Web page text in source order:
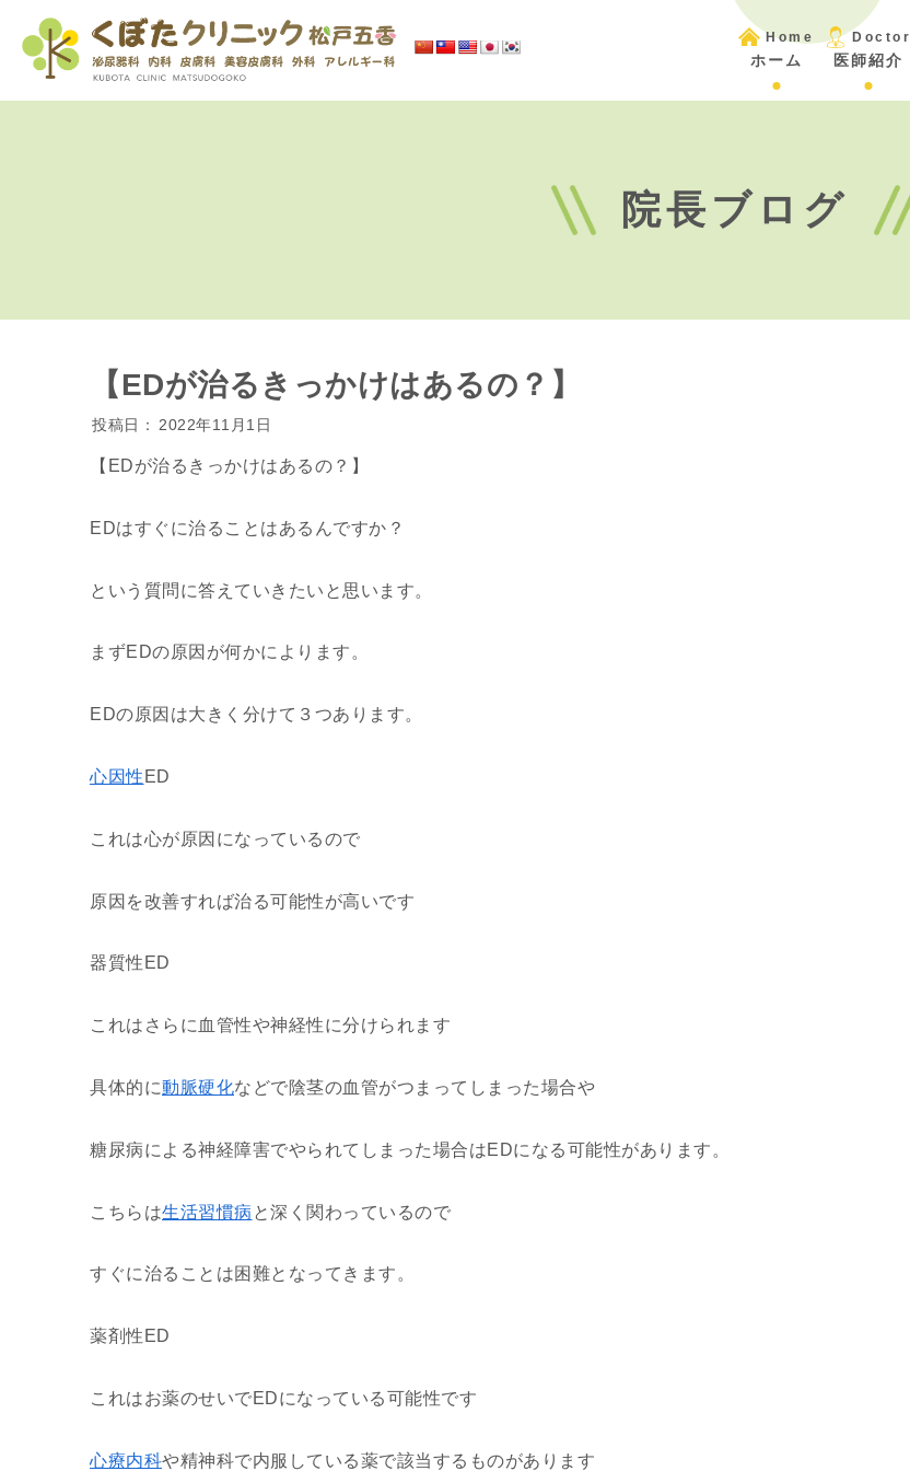
Home
ホーム
Doctor
医師紹介
院長ブログ
【EDが治るきっかけはあるの？】
投稿日： 2022年11月1日
【EDが治るきっかけはあるの？】
EDはすぐに治ることはあるんですか？
という質問に答えていきたいと思います。
まずEDの原因が何かによります。
EDの原因は大きく分けて３つあります。
心因性 ED
これは心が原因になっているので
原因を改善すれば治る可能性が高いです
器質性ED
これはさらに血管性や神経性に分けられます
具体的に動脈硬化などで陰茎の血管がつまってしまった場合や
糖尿病による神経障害でやられてしまった場合はEDになる可能性があります。
こちらは生活習慣病 と深く関わっているので
すぐに治ることは困難となってきます。
薬剤性ED
これはお薬のせいでEDになっている可能性です
心療内科や精神科で内服している薬で該当するものがあります